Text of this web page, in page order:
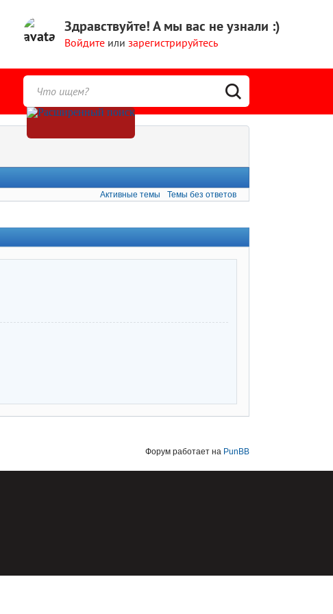
Здравствуйте!А мы вас не узнали :)
Войдите или зарегистрируйтесь
Активные темы Темы без ответов
Форум работает на PunBB